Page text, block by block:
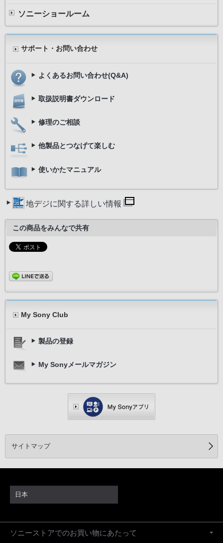
ソニーショールーム
サポート・お問い合わせ
よくあるお問い合わせ(Q&A)
取扱説明書ダウンロード
修理のご相談
他製品とつなげて楽しむ
使いかたマニュアル
地デジに関する詳しい情報
この商品をみんなで共有
My Sony Club
製品の登録
My Sonyメールマガジン
サイトマップ
日本
ソニーストアでのお買い物にあたって